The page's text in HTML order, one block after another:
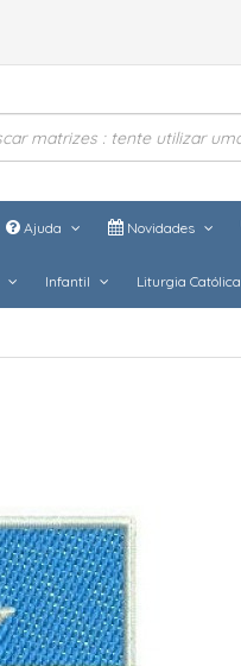
Ajuda Novidades
Infantil Liturgia Católica